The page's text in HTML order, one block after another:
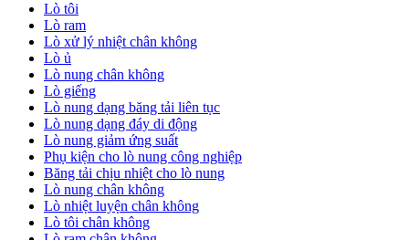
Lò tôi
Lò ram
Lò xử lý nhiệt chân không
Lò ủ
Lò nung chân không
Lò giếng
Lò nung dạng băng tải liên tục
Lò nung dạng đáy di động
Lò nung giảm ứng suất
Phụ kiện cho lò nung công nghiệp
Băng tải chịu nhiệt cho lò nung
Lò nung chân không
Lò nhiệt luyện chân không
Lò tôi chân không